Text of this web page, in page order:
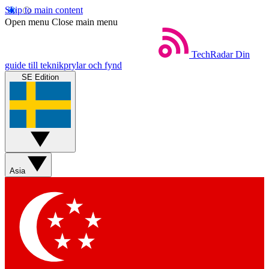
Skip to main content
Open menu Close main menu
TechRadar Din
guide till teknikprylar och fynd
SE Edition
Asia